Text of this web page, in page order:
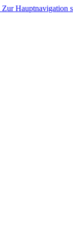
Zur Hauptnavigation